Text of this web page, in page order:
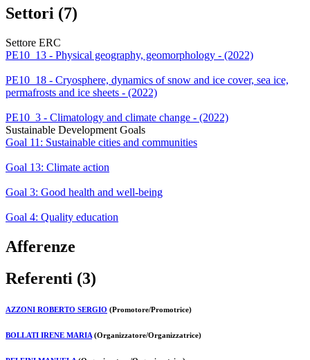
Settori (7)
Settore ERC
PE10_13 - Physical geography, geomorphology - (2022)
PE10_18 - Cryosphere, dynamics of snow and ice cover, sea ice,
permafrosts and ice sheets - (2022)
PE10_3 - Climatology and climate change - (2022)
Sustainable Development Goals
Goal 11: Sustainable cities and communities
Goal 13: Climate action
Goal 3: Good health and well-being
Goal 4: Quality education
Afferenze
Referenti (3)
AZZONI ROBERTO SERGIO (Promotore/Promotrice)
BOLLATI IRENE MARIA (Organizzatore/Organizzatrice)